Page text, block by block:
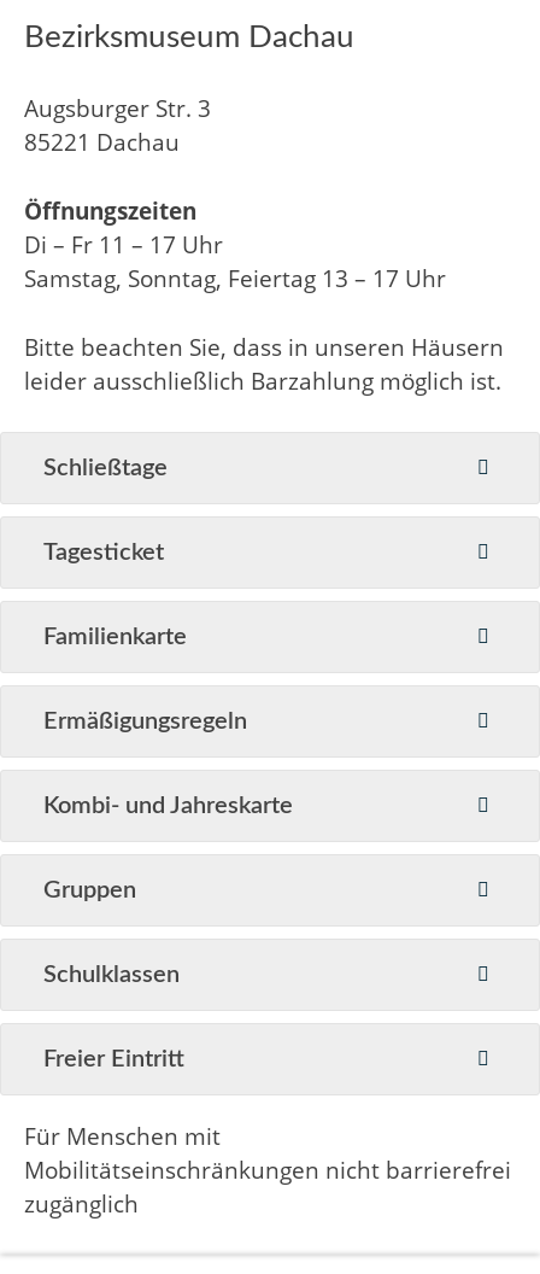
Bezirksmuseum Dachau
Augsburger Str. 3
85221 Dachau
Öffnungszeiten
Di – Fr 11 – 17 Uhr
Samstag, Sonntag, Feiertag 13 – 17 Uhr
Bitte beachten Sie, dass in unseren Häusern
leider ausschließlich Barzahlung möglich ist.
Schließtage
Tagesticket
Familienkarte
Ermäßigungsregeln
Kombi- und Jahreskarte
Gruppen
Schulklassen
Freier Eintritt
Für Menschen mit
Mobilitätseinschränkungen nicht barrierefrei
zugänglich